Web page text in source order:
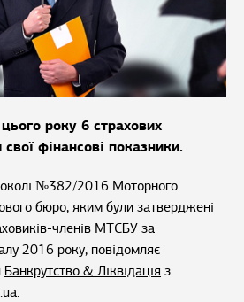
року 6 страхових
фінансові показники.
№382/2016 Моторного
бюро, яким були затверджені
членів МТСБУ за
2016 року, повідомляє
Банкрутство & Ліквідація з
.